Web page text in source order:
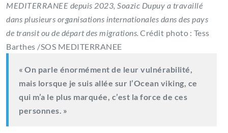
MEDITERRANEE depuis 2023, Soazic Dupuy a travaillé
dans plusieurs organisations internationales dans des pays
de transit ou de départ des migrations.Crédit photo : Tess
Barthes /SOS MEDITERRANEE
« On parle énormément de leur vulnérabilité,
mais lorsque je suis allée sur l’Ocean viking, ce
qui m’a le plus marquée, c’est la force de ces
personnes. »